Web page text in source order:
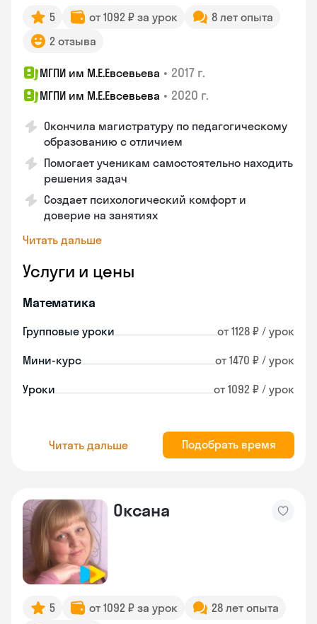
5 от 1092 ₽ за урок
8 лет опыта
2 отзыва
МГПИ им М.Е.Евсевьева • 2017 г.
МГПИ им М.Е.Евсевьева • 2020 г.
Окончила магистратуру по педагогическому
образованию с отличием
Помогает ученикам самостоятельно находить
решения задач
Создает психологический комфорт и
доверие на занятиях
Читать дальше
Услуги и цены
Математика
Групповые уроки от 1128 ₽ / урок
Мини-курс от 1470 ₽ / урок
Уроки от 1092 ₽ / урок
Читать дальше Подобрать время
Оксана
5 от 1092 ₽ за урок
28 лет опыта